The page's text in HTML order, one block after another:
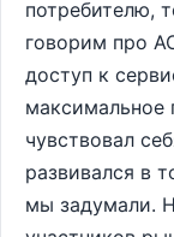
потребителю,
говорим про
доступ к
максимальное
чувствовал
развивался в
мы задумали.